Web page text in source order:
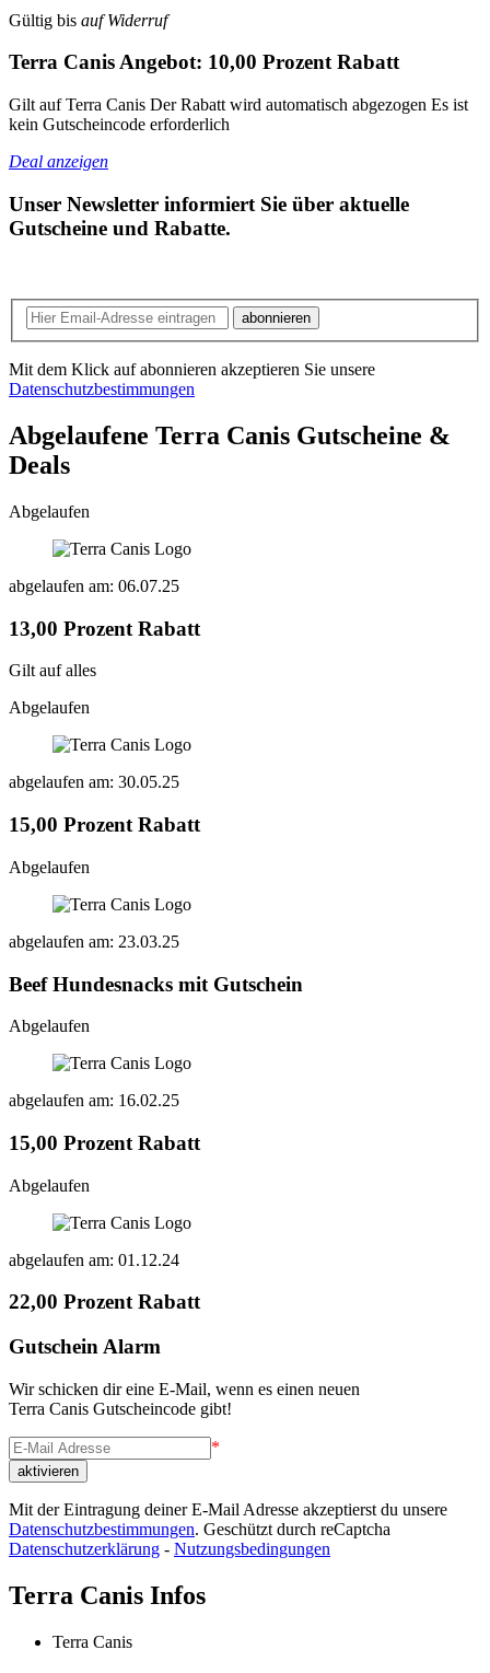
Gültig bis auf Widerruf
Terra Canis Angebot: 10,00 Prozent Rabatt
Gilt auf Terra Canis Der Rabatt wird automatisch abgezogen Es ist
kein Gutscheincode erforderlich
Deal anzeigen
Unser Newsletter informiert Sie über aktuelle
Gutscheine und Rabatte.
abonnieren
Mit dem Klick auf abonnieren akzeptieren Sie unsere
Datenschutzbestimmungen
Abgelaufene Terra Canis Gutscheine &
Deals
Abgelaufen
abgelaufen am: 06.07.25
13,00 Prozent Rabatt
Gilt auf alles
Abgelaufen
abgelaufen am: 30.05.25
15,00 Prozent Rabatt
Abgelaufen
abgelaufen am: 23.03.25
Beef Hundesnacks mit Gutschein
Abgelaufen
abgelaufen am: 16.02.25
15,00 Prozent Rabatt
Abgelaufen
abgelaufen am: 01.12.24
22,00 Prozent Rabatt
Gutschein Alarm
Wir schicken dir eine E-Mail, wenn es einen neuen
Terra Canis Gutscheincode gibt!
*
Mit der Eintragung deiner E-Mail Adresse akzeptierst du unsere
Datenschutzbestimmungen. Geschützt durch reCaptcha
Datenschutzerklärung - Nutzungsbedingungen
Terra Canis Infos
Terra Canis